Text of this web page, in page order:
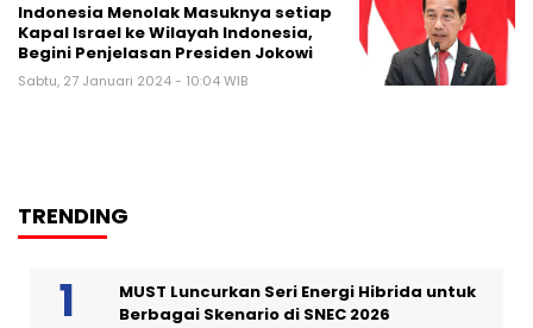
Indonesia Menolak Masuknya setiap
Kapal Israel ke Wilayah Indonesia,
Begini Penjelasan Presiden Jokowi
Sabtu, 27 Januari 2024 - 10:04 WIB
TRENDING
MUST Luncurkan Seri Energi Hibrida untuk
Berbagai Skenario di SNEC 2026